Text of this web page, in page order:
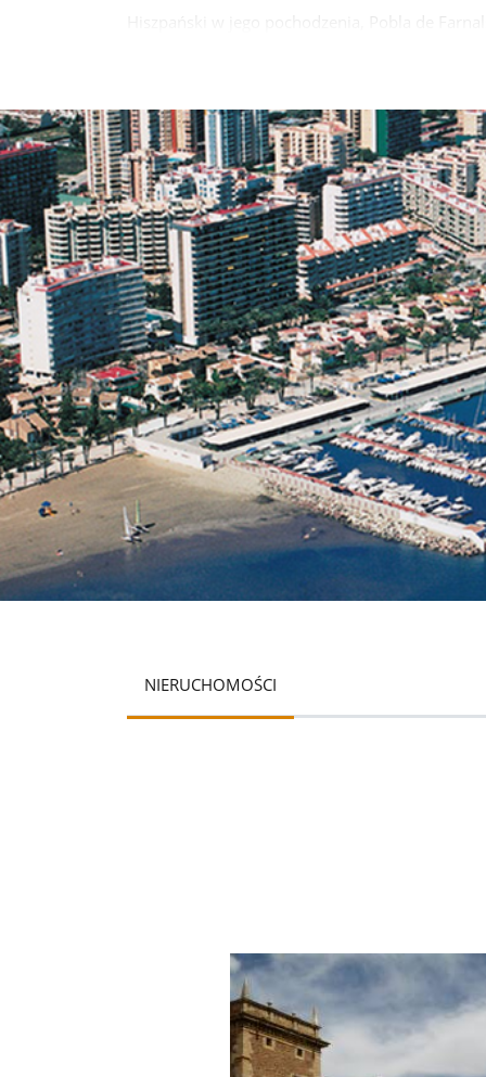
Hiszpański w jego pochodzenia, Pobla de
NIERUCHOMOŚCI